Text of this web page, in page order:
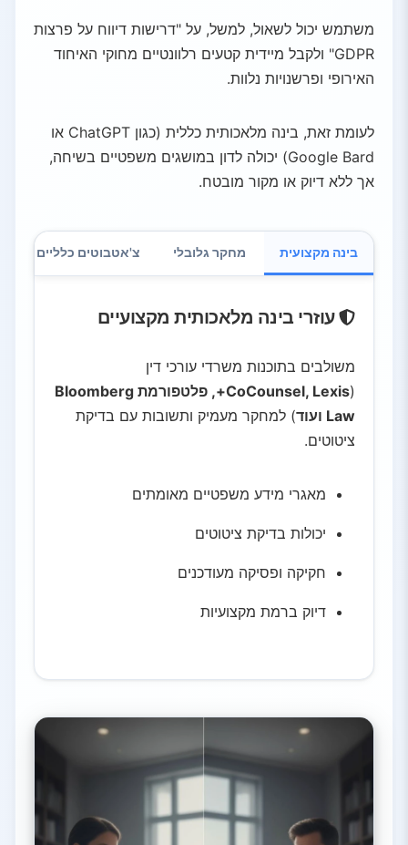
משתמש יכול לשאול, למשל, על "דרישות דיווח על פרצות
GDPR" ולקבל מיידית קטעים רלוונטיים מחוקי האיחוד
האירופי ופרשנויות נלוות.
לעומת זאת, בינה מלאכותית כללית (כגון ChatGPT או
Google Bard) יכולה לדון במושגים משפטיים בשיחה,
אך ללא דיוק או מקור מובטח.
בינה מקצועית מחקר גלובלי צ'אטבוטים כלליים
עוזרי בינה מלאכותית מקצועיים
משולבים בתוכנות משרדי עורכי דין
(
CoCounsel, Lexis+, פלטפורמת Bloomberg
Law ועוד
) למחקר מעמיק ותשובות עם בדיקת
ציטוטים.
מאגרי מידע משפטיים מאומתים
יכולות בדיקת ציטוטים
חקיקה ופסיקה מעודכנים
דיוק ברמת מקצועיות